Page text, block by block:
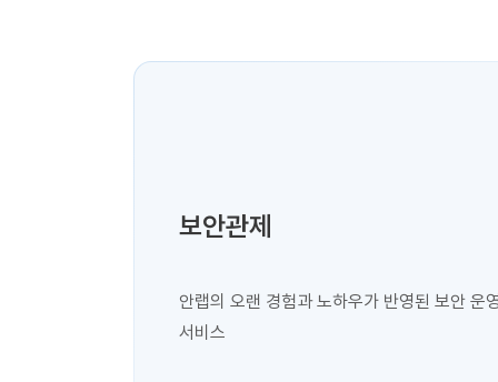
보안관제
안랩의 오랜 경험과 노하우가 반영된 보안 운
서비스